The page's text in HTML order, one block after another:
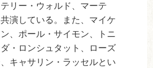
リー・ウォルド、マーテ
演している。また、マイケ
、ポール・サイモン、トニ
・ロンシュタット、ローズ
キャサリン・ラッセルとい